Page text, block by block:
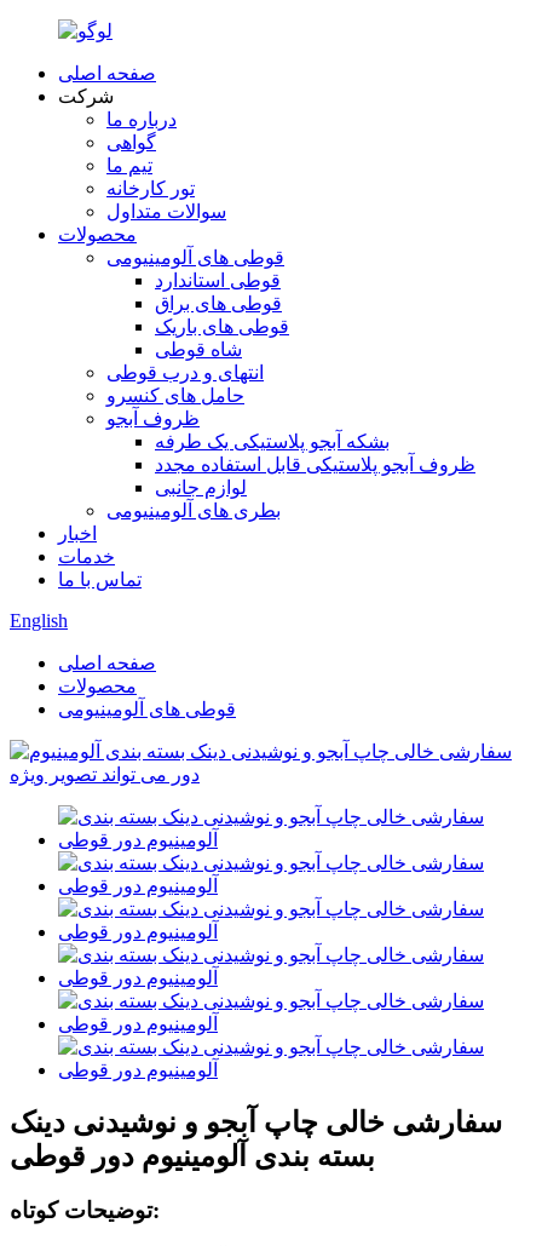
صفحه اصلی
شرکت
درباره ما
گواهی
تیم ما
تور کارخانه
سوالات متداول
محصولات
قوطی های آلومینیومی
قوطی استاندارد
قوطی های براق
قوطی های باریک
شاه قوطی
انتهای و درب قوطی
حامل های کنسرو
ظروف آبجو
بشکه آبجو پلاستیکی یک طرفه
ظروف آبجو پلاستیکی قابل استفاده مجدد
لوازم جانبی
بطری های آلومینیومی
اخبار
خدمات
تماس با ما
English
صفحه اصلی
محصولات
قوطی های آلومینیومی
سفارشی خالی چاپ آبجو و نوشیدنی دینک
بسته بندی آلومینیوم دور قوطی
توضیحات کوتاه: